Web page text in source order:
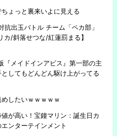
ちょっと裏来いよに見える
出玉バトル チーム「ペカ部」
カ/斜落せつな/紅蓮罰まる】
『メイドインアビス』第一部の主
してもどんどん駆け上がってる
したいｗｗｗｗｗ
が高い！宝鐘マリン：誕生日カ
ンターテインメント